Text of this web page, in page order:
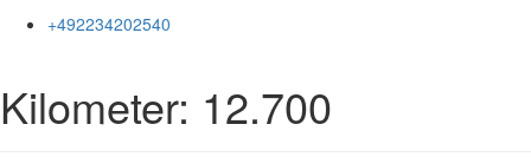
+492234202540
Kilometer: 12.700